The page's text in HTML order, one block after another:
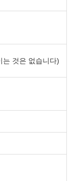
는 것은 없습니다)